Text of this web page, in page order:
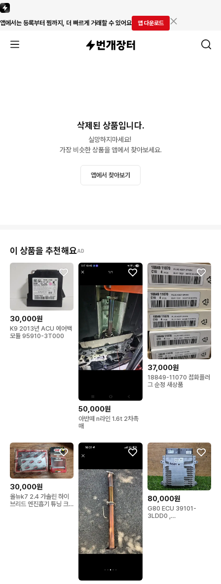
앱에서는 등록부터 찜까지, 더 빠르게 거래할 수 있어요 앱 다운로드
삭제된 상품입니다.
실망하지마세요!
가장 비슷한 상품을 앱에서 찾아보세요.
앱에서 찾아보기
이 상품을 추천해요AD
30,000원
K9 2013년 ACU 에어백
모듈 95910-3T000
50,000원
아반떼 n라인 1.6t 2차촉
매
37,000원
18849-11070 점화플러
그 순정 새상품
30,000원
올뉴k7 2.4 가솔린 하이
브리드 엔진흡기 튜닝 크
80,000원
G80 ECU 39101-
3LDD0 ,